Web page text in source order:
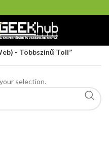
- Többszínű Toll”
selection.